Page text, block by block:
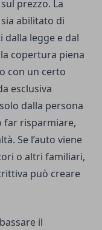
prezzo. La
abilitato di
legge e dal
copertura piena
con un certo
esclusiva
dalla persona
far risparmiare,
Se l’auto viene
o altri familiari,
può creare
il